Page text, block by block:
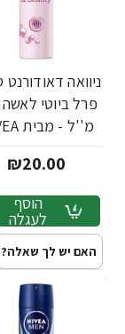
ניוואה דאודורנט
מ''ל - מבית NIVEA
₪20.00
הוסף
לעגלה
האם יש לך שאלה?